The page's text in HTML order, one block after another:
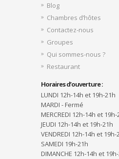
Blog
Chambres d’hôtes
Contactez-nous
Groupes
Qui sommes-nous ?
Restaurant
Horaires d’ouverture :
LUNDI 12h-14h et 19h-21h
MARDI - Fermé
MERCREDI 12h-14h et 19h-
JEUDI 12h-14h et 19h-21h
VENDREDI 12h-14h et 19h-
SAMEDI 19h-21h
DIMANCHE 12h-14h et